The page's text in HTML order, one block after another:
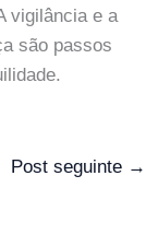
vigilância e a
são passos
Post seguinte →